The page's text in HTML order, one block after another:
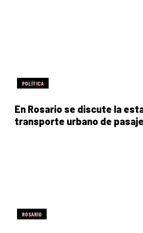
POLÍTICA
En Rosario se discute la
transporte urbano de
ROSARIO